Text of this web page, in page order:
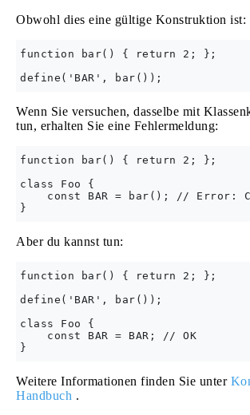
Obwohl dies eine gültige Konstruktion ist:
function bar() { return 2; };
Wenn Sie versuchen, dasselbe mit
tun, erhalten Sie eine Fehlermeldung:
function bar() { return 2; };
class Foo {
const BAR = bar(); // Error:
Aber du kannst tun:
function bar() { return 2; };
define('BAR', bar());
class Foo {
    const BAR = BAR; // OK
Weitere Informationen finden Sie unter
Handbuch .